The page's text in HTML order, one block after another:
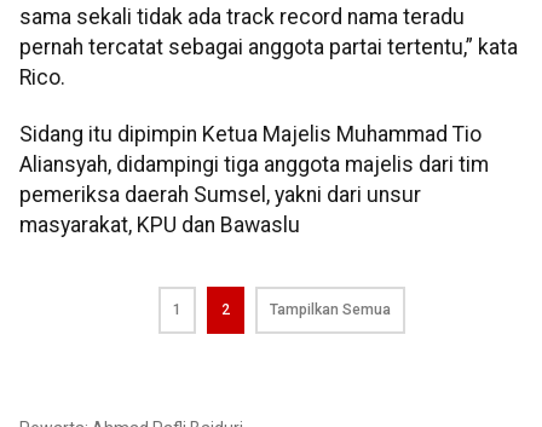
sama sekali tidak ada track record nama teradu
pernah tercatat sebagai anggota partai tertentu,” kata
Rico.
Sidang itu dipimpin Ketua Majelis Muhammad Tio
Aliansyah, didampingi tiga anggota majelis dari tim
pemeriksa daerah Sumsel, yakni dari unsur
masyarakat, KPU dan Bawaslu
1 2 Tampilkan Semua